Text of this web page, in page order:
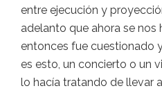
entre ejecución y
adelanto que ahora se nos
entonces fue cuestionado
es esto, un concierto o un
lo hacía tratando de llevar